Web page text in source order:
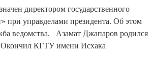
директором государственного
при управделами президента. Об этом
ведомства. Азамат Джапаров родился
Окончил КГТУ имени Исхака